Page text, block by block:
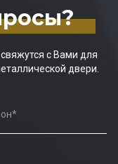
с Вами для
двери.